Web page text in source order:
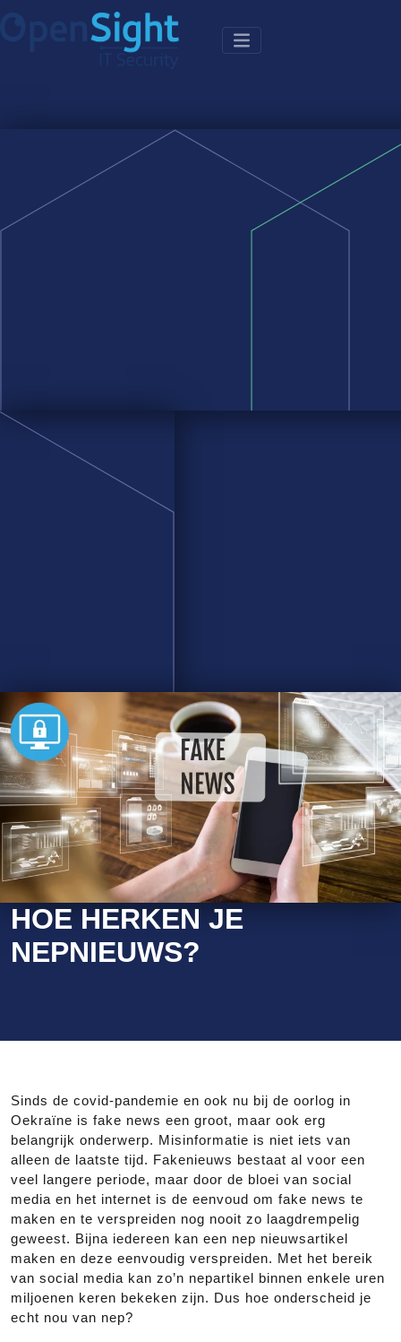
HOE HERKEN JE
NEPNIEUWS?
Sinds de covid-pandemie en ook nu bij de oorlog in
Oekraïne is fake news een groot, maar ook erg
belangrijk onderwerp. Misinformatie is niet iets van
alleen de laatste tijd. Fakenieuws bestaat al voor een
veel langere periode, maar door de bloei van social
media en het internet is de eenvoud om fake news te
maken en te verspreiden nog nooit zo laagdrempelig
geweest. Bijna iedereen kan een nep nieuwsartikel
maken en deze eenvoudig verspreiden. Met het bereik
van social media kan zo’n nepartikel binnen enkele uren
miljoenen keren bekeken zijn. Dus hoe onderscheid je
echt nou van nep?